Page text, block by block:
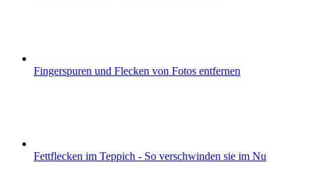
Fingerspuren und Flecken von Fotos entfernen
Fettflecken im Teppich - So verschwinden sie im Nu